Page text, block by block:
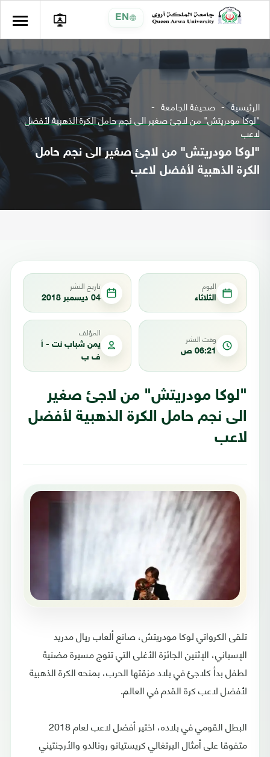
EN
الرئيسية صحيفة الجامعة
"لوكا مودريتش" من لاجئ صغير الى نجم حامل الكرة الذهبية لأفضل
لاعب
"لوكا مودريتش" من لاجئ صغير الى نجم حامل
الكرة الذهبية لأفضل لاعب
اليوم
الثلاثاء
تاريخ النشر
04 ديسمبر 2018
وقت النشر
06:21 ص
المؤلف
يمن شباب نت - أ
ف ب
"لوكا مودريتش" من لاجئ صغير
الى نجم حامل الكرة الذهبية لأفضل
لاعب
تلقى الكرواتي لوكا مودريتش، صانع ألعاب ريال مدريد
الإسباني، الإثنين الجائزة الأغلى التي تتوج مسيرة مضنية
لطفل بدأ كلاجئ في بلاد مزقتها الحرب، بمنحه الكرة الذهبية
لأفضل لاعب كرة القدم في العالم.
البطل القومي في بلاده، اختير أفضل لاعب لعام 2018
متفوقا على أمثال البرتغالي كريستيانو رونالدو والأرجنتيني